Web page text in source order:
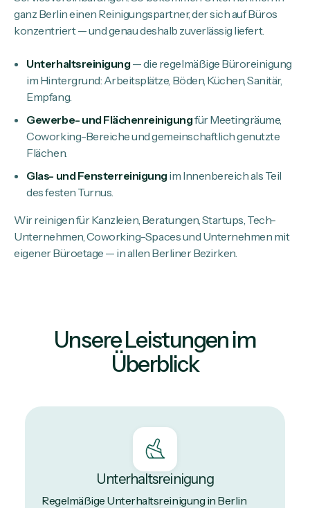
ganz Berlin einen Reinigungspartner, der sich auf Büros
konzentriert — und genau deshalb zuverlässig liefert.
Unterhaltsreinigung— die regelmäßige Büroreinigung
im Hintergrund: Arbeitsplätze, Böden, Küchen, Sanitär,
Empfang.
Gewerbe- und Flächenreinigungfür Meetingräume,
Coworking-Bereiche und gemeinschaftlich genutzte
Flächen.
Glas- und Fensterreinigungim Innenbereich als Teil
des festen Turnus.
Wir reinigen für Kanzleien, Beratungen, Startups, Tech-
Unternehmen, Coworking-Spaces und Unternehmen mit
eigener Büroetage — in allen Berliner Bezirken.
Unsere Leistungen im
Überblick
Unterhaltsreinigung
Regelmäßige Unterhaltsreinigung in Berlin